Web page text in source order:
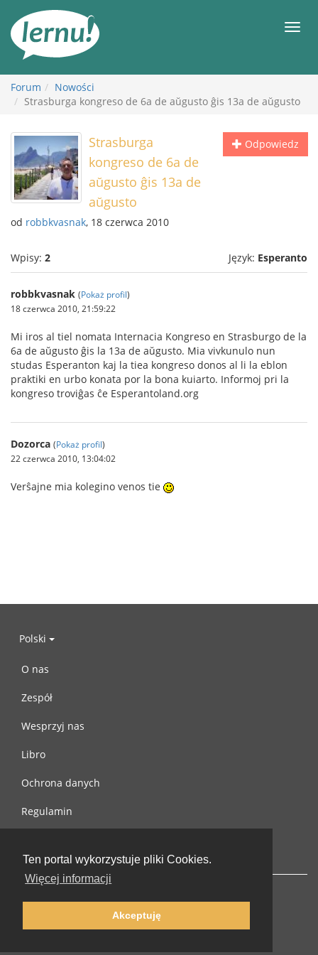
Ten portal wykorzystuje pliki Cookies.
Więcej informacji
Akceptuję
Forum
Nowości
Strasburga kongreso de 6a de aŭgusto ĝis 13a de aŭgusto
Odpowiedz
Strasburga
kongreso de 6a de
aŭgusto ĝis 13a de
aŭgusto
od robbkvasnak, 18 czerwca 2010
Wpisy: 2 Język: Esperanto
robbkvasnak (Pokaż profil)
18 czerwca 2010, 21:59:22
Mi iros al tiel nomata Internacia Kongreso en Strasburgo de la
6a de aŭgusto ĝis la 13a de aŭgusto. Mia vivkunulo nun
studas Esperanton kaj la tiea kongreso donos al li la eblon
praktiki en urbo konata por la bona kuiarto. Informoj pri la
kongreso troviĝas ĉe Esperantoland.org
Dozorca (Pokaż profil)
22 czerwca 2010, 13:04:02
Verŝajne mia kolegino venos tie
Polski
O nas
Zespół
Wesprzyj nas
Libro
Ochrona danych
Regulamin
© 2002-2026 lernu.net |Impressum